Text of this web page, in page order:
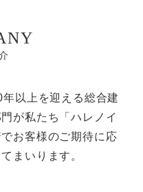
以上を迎える総合建
が私たち「ハレノイ
お客様のご期待に応
まいります。